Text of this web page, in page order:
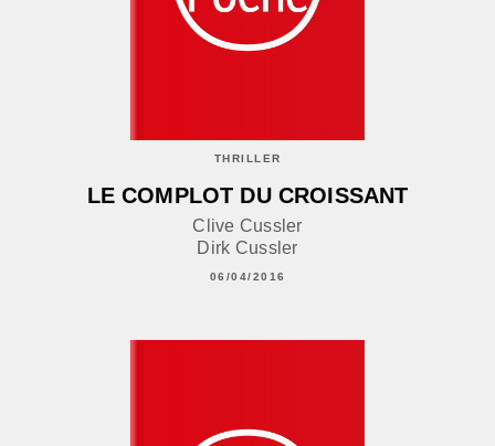
THRILLER
LE COMPLOT DU CROISSANT
Clive Cussler
Dirk Cussler
06/04/2016